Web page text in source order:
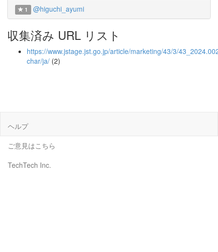
1 @higuchi_ayumi
収集済み URL リスト
https://www.jstage.jst.go.jp/article/marketing/43/3/
char/ja/ (2)
ヘルプ
ご意見はこちら
TechTech Inc.